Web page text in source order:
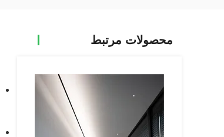
محصولات مرتبط